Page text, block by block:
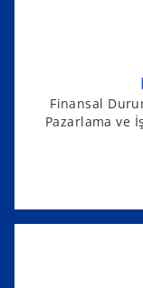
Finansal
Pazarlama ve